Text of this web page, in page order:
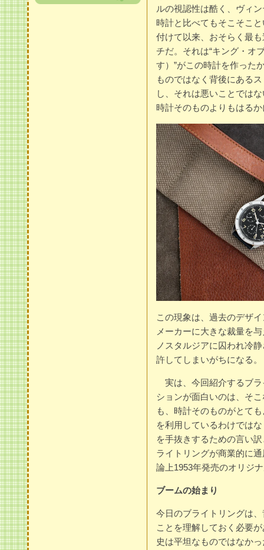
ルの視認性は酷く、ヴィ
時計と比べてもそこそこ
付けて以来、おそらく最
チだ。それは“キング・オ
す）”がこの時計を作った
ものではなく背後にある
し、それは悪いことでは
時計そのものよりもはる
この現象は、過去のデザ
メーカーに大きな裁量を
ノスタルジアに囚われ冷
許してしまいがちになる。
実は、今回紹介するブラ
ションが面白いのは、そ
も、時計そのものがとて
を利用しているわけでは
を手抜きするための言い
ライトリングが商業的に
論上1953年発売のオリジ
ブームの始まり
今日のブライトリングは
ことを理解しておく必要
史は平坦なものではなか